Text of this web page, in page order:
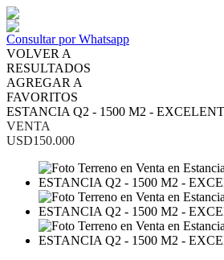
Consultar por Whatsapp
VOLVER A
RESULTADOS
AGREGAR A
FAVORITOS
ESTANCIA Q2 - 1500 M2 -
VENTA
USD150.000